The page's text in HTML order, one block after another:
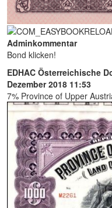
Adminkommentar
Bond klicken!
EDHAC Österreichische
Dezember 2018 11:53
7% Province of Upper